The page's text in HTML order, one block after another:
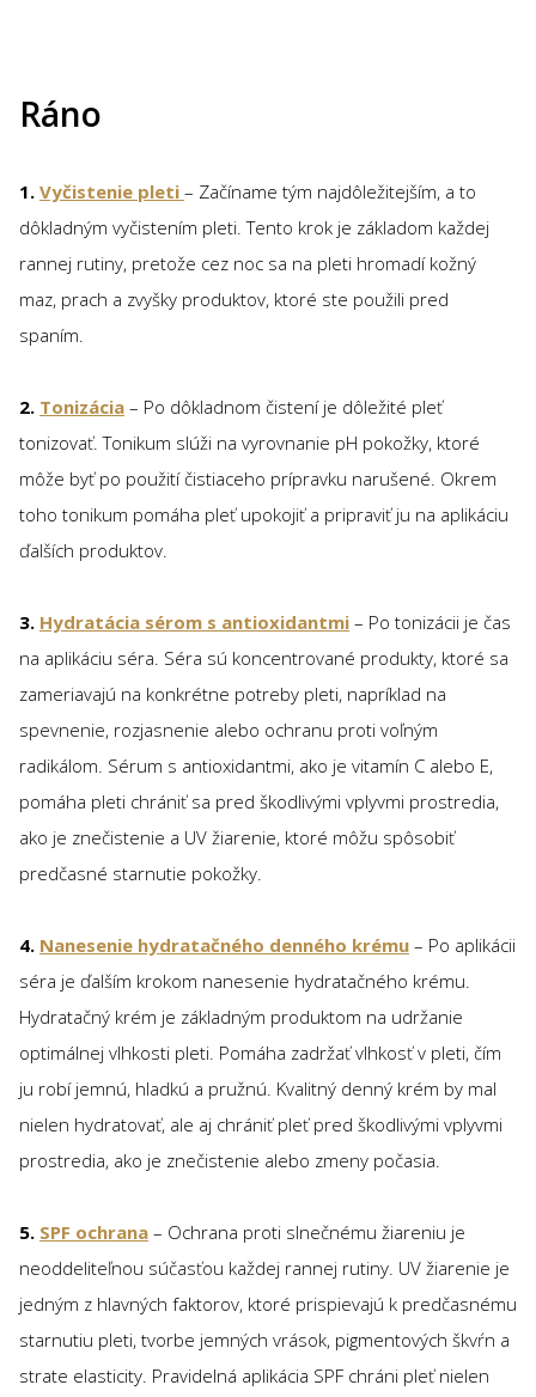
Ráno
1. Vyčistenie pleti – Začíname tým najdôležitejším, a to
dôkladným vyčistením pleti. Tento krok je základom každej
rannej rutiny, pretože cez noc sa na pleti hromadí kožný
maz, prach a zvyšky produktov, ktoré ste použili pred
spaním.
2. Tonizácia – Po dôkladnom čistení je dôležité pleť
tonizovať. Tonikum slúži na vyrovnanie pH pokožky, ktoré
môže byť po použití čistiaceho prípravku narušené. Okrem
toho tonikum pomáha pleť upokojiť a pripraviť ju na aplikáciu
ďalších produktov.
3. Hydratácia sérom s antioxidantmi – Po tonizácii je čas
na aplikáciu séra. Séra sú koncentrované produkty, ktoré sa
zameriavajú na konkrétne potreby pleti, napríklad na
spevnenie, rozjasnenie alebo ochranu proti voľným
radikálom. Sérum s antioxidantmi, ako je vitamín C alebo E,
pomáha pleti chrániť sa pred škodlivými vplyvmi prostredia,
ako je znečistenie a UV žiarenie, ktoré môžu spôsobiť
predčasné starnutie pokožky.
4. Nanesenie hydratačného denného krému – Po aplikácii
séra je ďalším krokom nanesenie hydratačného krému.
Hydratačný krém je základným produktom na udržanie
optimálnej vlhkosti pleti. Pomáha zadržať vlhkosť v pleti, čím
ju robí jemnú, hladkú a pružnú. Kvalitný denný krém by mal
nielen hydratovať, ale aj chrániť pleť pred škodlivými vplyvmi
prostredia, ako je znečistenie alebo zmeny počasia.
5. SPF ochrana – Ochrana proti slnečnému žiareniu je
neoddeliteľnou súčasťou každej rannej rutiny. UV žiarenie je
jedným z hlavných faktorov, ktoré prispievajú k predčasnému
starnutiu pleti, tvorbe jemných vrások, pigmentových škvŕn a
strate elasticity. Pravidelná aplikácia SPF chráni pleť nielen